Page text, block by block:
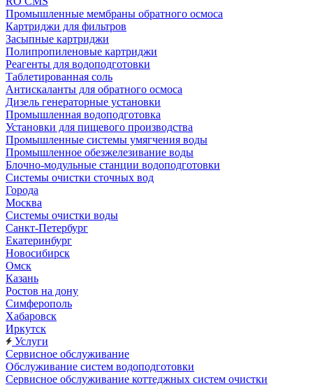
Промышленные мембраны обратного осмоса
Картриджи для фильтров
Засыпные картриджи
Полипропиленовые картриджи
Реагенты для водоподготовки
Таблетированная соль
Антискаланты для обратного осмоса
Дизель генераторные установки
Промышленная водоподготовка
Установки для пищевого производства
Промышленные системы умягчения воды
Промышленное обезжелезивание воды
Блочно-модульные станции водоподготовки
Системы очистки сточных вод
Города
Москва
Системы очистки воды
Санкт-Петербург
Екатеринбург
Новосибирск
Омск
Казань
Ростов на дону
Симферополь
Хабаровск
Иркутск
Услуги
Сервисное обслуживание
Обслуживание систем водоподготовки
Сервисное обслуживание коттеджных систем очистки